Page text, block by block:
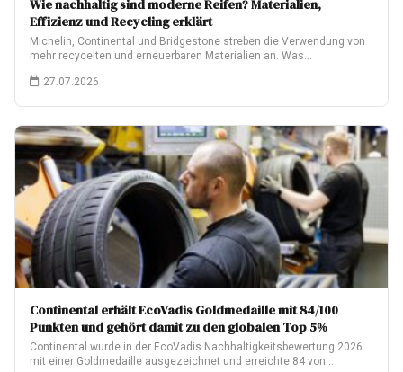
Wie nachhaltig sind moderne Reifen? Materialien,
Effizienz und Recycling erklärt
Michelin, Continental und Bridgestone streben die Verwendung von
mehr recycelten und erneuerbaren Materialien an. Was…
27.07.2026
Continental erhält EcoVadis Goldmedaille mit 84/100
Punkten und gehört damit zu den globalen Top 5%
Continental wurde in der EcoVadis Nachhaltigkeitsbewertung 2026
mit einer Goldmedaille ausgezeichnet und erreichte 84 von…